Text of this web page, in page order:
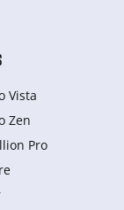
Vista
Zen
Pro